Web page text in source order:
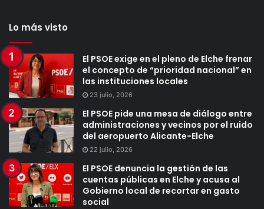
Lo más visto
El PSOE exige en el pleno de Elche frenar
el concepto de “prioridad nacional” en
las instituciones locales
23 julio, 2026
El PSOE pide una mesa de diálogo entre
administraciones y vecinos por el ruido
del aeropuerto Alicante-Elche
22 julio, 2026
El PSOE denuncia la gestión de las
cuentas públicas en Elche y acusa al
Gobierno local de recortar en gasto
social